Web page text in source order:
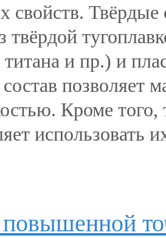
свойств.
твёрдой
и пр.) и
позволяет
Кроме
использовать